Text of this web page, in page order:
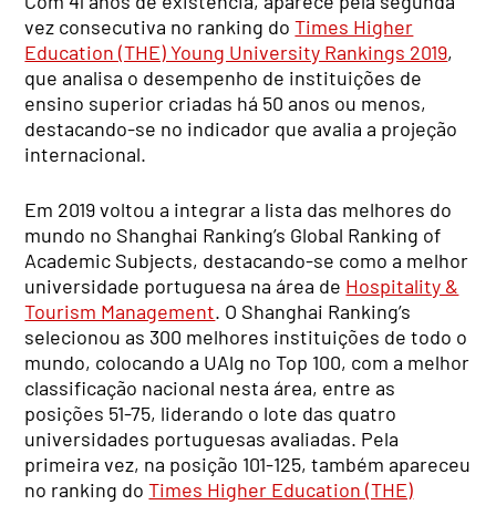
vez consecutiva no ranking doTimes Higher
Education (THE) Young University Rankings 2019,
que analisa o desempenho de instituições de
ensino superior criadas há 50 anos ou menos,
destacando-se no indicador que avalia a projeção
internacional.
Em 2019 voltou a integrar a lista das melhores do
mundo no Shanghai Ranking’s Global Ranking of
Academic Subjects, destacando-se como a melhor
universidade portuguesa na área de Hospitality &
Tourism Management. O Shanghai Ranking’s
selecionou as 300 melhores instituições de todo o
mundo, colocando a UAlg no Top 100, com a melhor
classificação nacional nesta área, entre as
posições 51-75, liderando o lote das quatro
universidades portuguesas avaliadas. Pela
primeira vez, na posição 101-125, também apareceu
no ranking doTimes Higher Education (THE)